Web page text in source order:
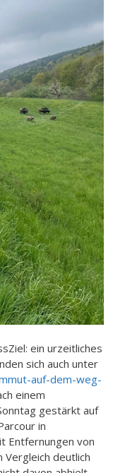
ein urzeitliches
sich auch unter
auf-dem-weg-
einem
gestärkt auf
in
Entfernungen von
Vergleich deutlich